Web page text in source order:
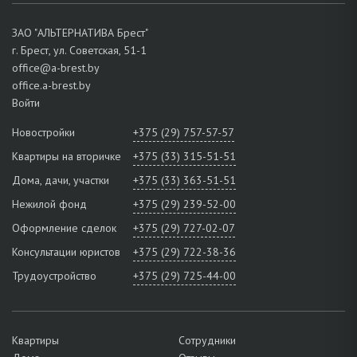
ЗАО "АЛЬТЕРНАТИВА Брест"
г. Брест, ул. Советская, 51-1
office@a-brest.by
office.a-brest.by
Войти
Новостройки
+375 (29) 757-57-57
Квартиры на вторичке
+375 (33) 315-51-51
Дома, дачи, участки
+375 (33) 363-51-51
Нежилой фонд
+375 (29) 239-52-00
Оформление сделок
+375 (29) 727-02-07
Консультации юристов
+375 (29) 722-38-36
Трудоустройство
+375 (29) 725-44-00
Квартиры
Сотрудники